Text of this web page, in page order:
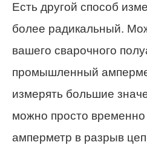
Есть другой способ
более радикальный.
вашего сварочного
промышленный
измерять большие
можно просто временно
амперметр в разрыв